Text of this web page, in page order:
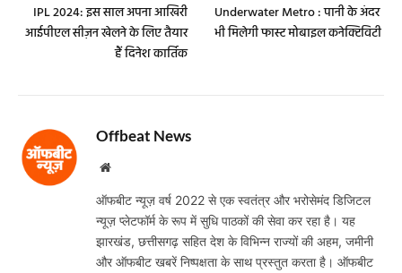
IPL 2024: इस साल अपना आखिरी
आईपीएल सीज़न खेलने के लिए तैयार
हैं दिनेश कार्तिक
Underwater Metro : पानी के अंदर
भी मिलेगी फास्ट मोबाइल कनेक्टिविटी
Offbeat News
Website
ऑफबीट न्यूज़ वर्ष 2022 से एक स्वतंत्र और भरोसेमंद डिजिटल
न्यूज़ प्लेटफॉर्म के रूप में सुधि पाठकों की सेवा कर रहा है। यह
झारखंड, छत्तीसगढ़ सहित देश के विभिन्न राज्यों की अहम, जमीनी
और ऑफबीट खबरें निष्पक्षता के साथ प्रस्तुत करता है। ऑफबीट